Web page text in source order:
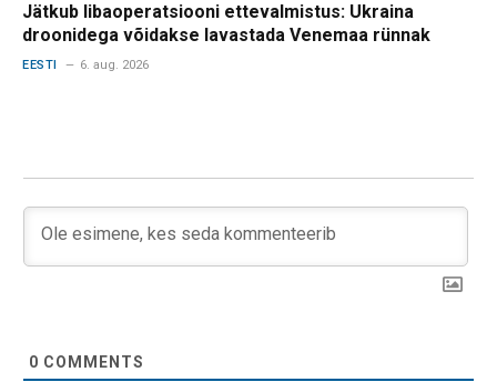
Jätkub libaoperatsiooni ettevalmistus: Ukraina
droonidega võidakse lavastada Venemaa rünnak
EESTI 6. aug. 2026
0 COMMENTS